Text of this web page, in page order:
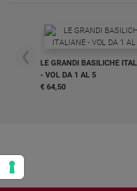
Registrati
Redazione
❮
LE GRANDI BASILICHE
- VOL DA 1 AL 5
€ 64,50